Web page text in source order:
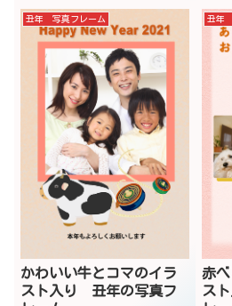
丑年 写真フレーム
かわいい牛とコマのイラ
スト入り 丑年の写真フ
丑年
赤
ス